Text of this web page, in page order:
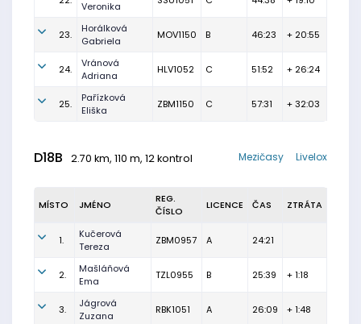
Veronika
23.
Horálková
Gabriela
MOV1150 B 46:23 + 20:55
24.
Vránová
Adriana
HLV1052 C 51:52 + 26:24
25.
Pařízková
Eliška
ZBM1150 C 57:31 + 32:03
D18B 2.70 km, 110 m, 12 kontrol Livelox
Mezičasy
MÍSTO JMÉNO
REG.
ČÍSLO
LICENCE ČAS ZTRÁTA
1.
Kučerová
Tereza
ZBM0957 A 24:21
2.
Mašláňová
Ema
TZL0955 B 25:39 + 1:18
3.
Jágrová
Zuzana
RBK1051 A 26:09 + 1:48